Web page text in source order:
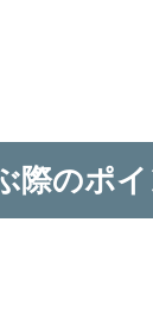
際のポイ